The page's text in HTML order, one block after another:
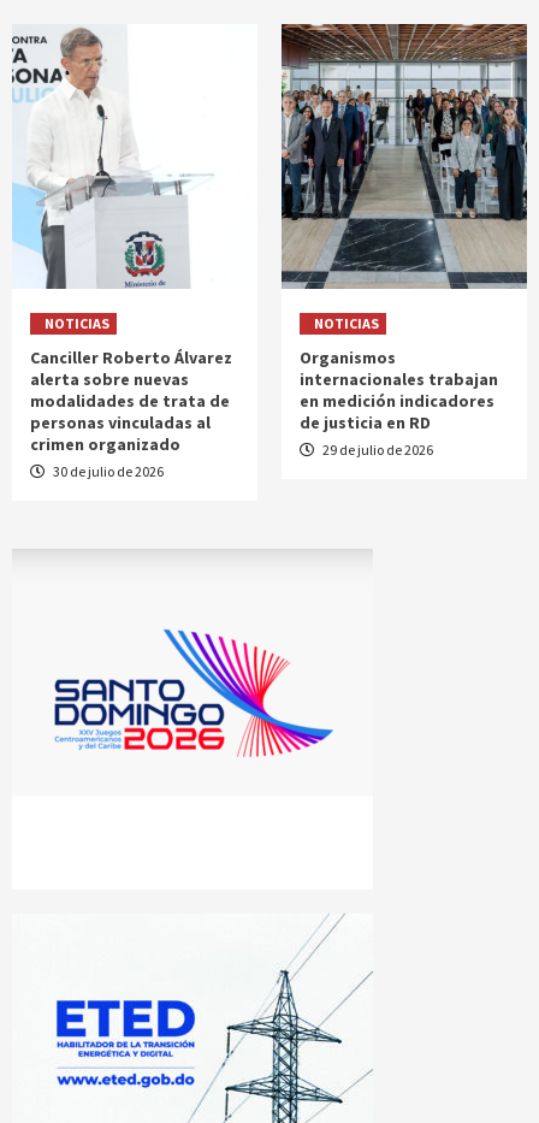
NOTICIAS
Canciller Roberto Álvarez
alerta sobre nuevas
modalidades de trata de
personas vinculadas al
crimen organizado
30 de julio de 2026
NOTICIAS
Organismos
internacionales trabajan
en medición indicadores
de justicia en RD
29 de julio de 2026